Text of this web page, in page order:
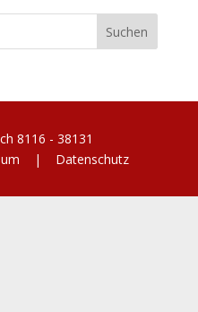
8116 - 38131
| Datenschutz